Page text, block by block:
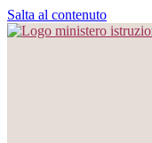
Salta al contenuto